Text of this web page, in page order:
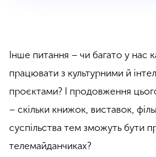
Інше питання – чи багато у нас
працювати з культурними й
проєктами? І продовження
– скільки книжок, виставок,
суспільства тем зможуть бути
телемайданчиках?